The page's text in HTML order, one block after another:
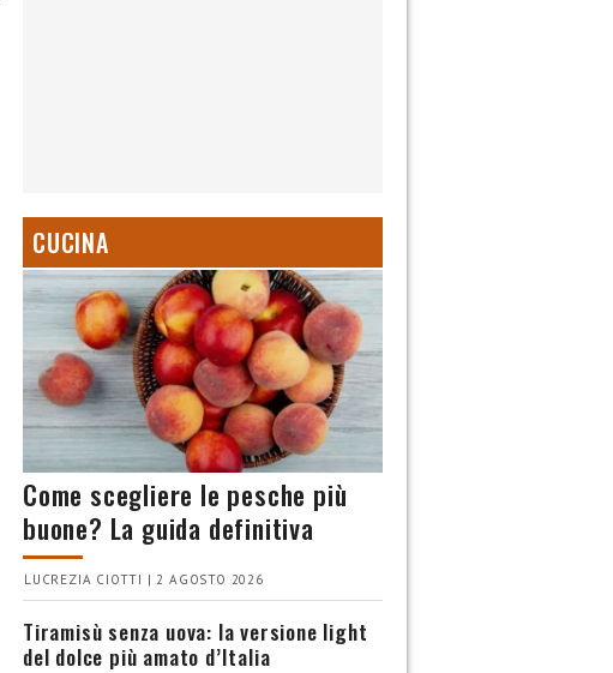
CUCINA
Come scegliere le pesche più
buone? La guida definitiva
LUCREZIA CIOTTI | 2 AGOSTO 2026
Tiramisù senza uova: la versione light
del dolce più amato d’Italia